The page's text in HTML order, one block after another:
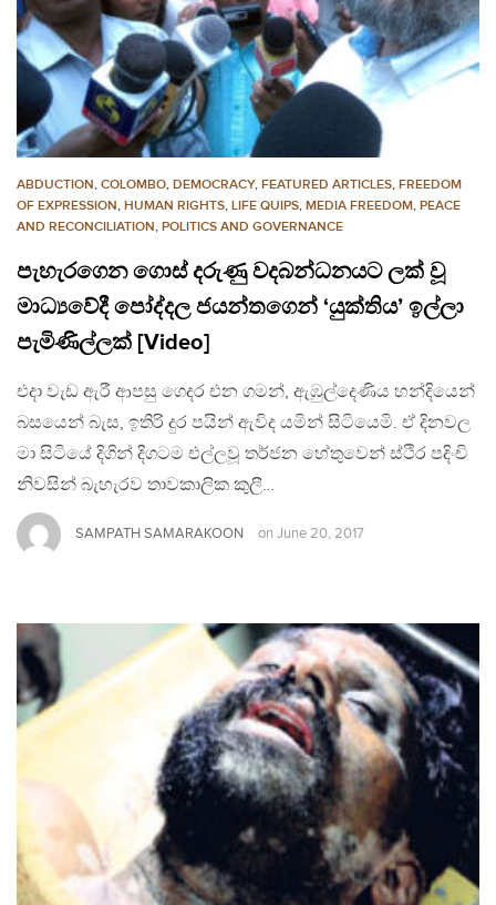
ABDUCTION, COLOMBO, DEMOCRACY, FEATURED ARTICLES, FREEDOM
OF EXPRESSION, HUMAN RIGHTS, LIFE QUIPS, MEDIA FREEDOM, PEACE
AND RECONCILIATION, POLITICS AND GOVERNANCE
පැහැරගෙන ගොස් දරුණු වදබන්ධනයට ලක් වූ
මාධ්‍යවේදී පෝද්දල ජයන්තගෙන් ‘යුක්තිය’ ඉල්ලා
පැමිණිල්ලක් [Video]
එදා වැඩ ඇරී ආපසු ගෙදර එන ගමන්, ඇඹුල්දෙණිය හන්දියෙන්
බසයෙන් බැස, ඉතිරි දුර පයින් ඇවිද යමින් සිටියෙමි. ඒ දිනවල
මා සිටියේ දිගින් දිගටම එල්ලවූ තර්ජන හේතුවෙන් ස්ථිර පදිංචි
නිවසින් බැහැරව තාවකාලික කුලී…
SAMPATH SAMARAKOON on June 20, 2017